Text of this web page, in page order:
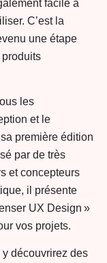
facile à
C’est la
une étape
les
et le
première édition
par de très
et concepteurs
il présente
UX Design »
vos projets.
découvrirez des